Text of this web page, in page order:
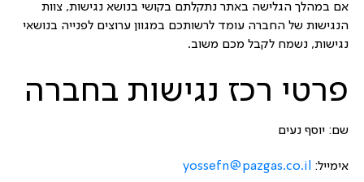
אם במהלך הגלישה באתר נתקלתם בקושי בנושא נגישות, צוות
הנגישות של החברה עומד לרשותכם במגוון ערוצים לפנייה בנושאי
נגישות, נשמח לקבל מכם משוב.
פרטי רכז נגישות בחברה
שם: יוסף נעים
אימייל: yossefn@pazgas.co.il